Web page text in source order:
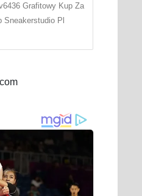
Grafitowy Kup Za
Sneakerstudio Pl